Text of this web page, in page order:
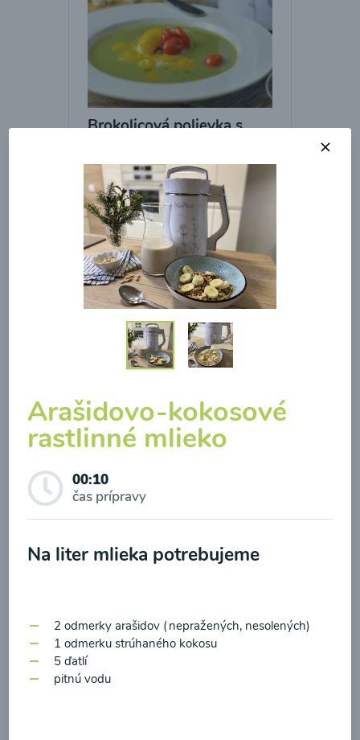
Brokolicová polievka s
mozzarelou od Recepty
Mojej Zdravej Kuchyne
00:25 Zobraziť
Brokolicová polievka so
syrom
00:25 Zobraziť
Arašidovo-kokosové
rastlinné mlieko
00:10
čas prípravy
Na liter mlieka potrebujeme
2 odmerky arašidov (nepražených, nesolených)
1 odmerku strúhaného kokosu
5 ďatlí
pitnú vodu
Odber noviniek a akcií